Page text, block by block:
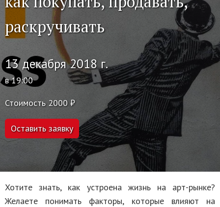
раскручивать
13 декабря 2018 г.
в 19:00
Стоимость 2000 ₽
Оставить заявку
Хотите знать, как устроена жизнь на арт-рынке?
Желаете понимать факторы, которые влияют на